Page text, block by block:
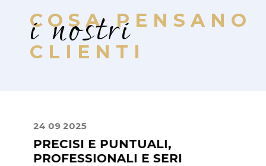
COSA PENSANO
i nostri
CLIENTI
24 09 2025
PRECISI E PUNTUALI,
PROFESSIONALI E SERI